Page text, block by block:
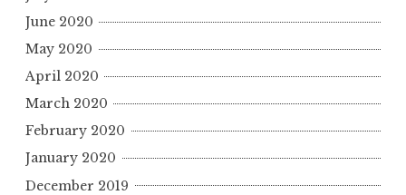
June 2020
May 2020
April 2020
March 2020
February 2020
January 2020
December 2019